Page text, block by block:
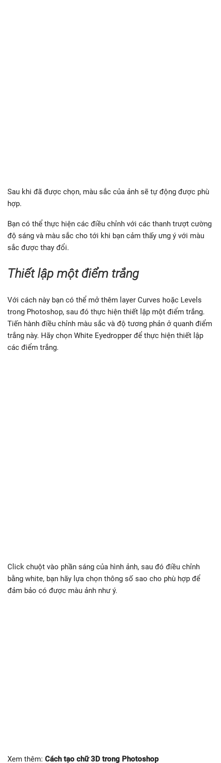
Sau khi đã được chọn, màu sắc của ảnh sẽ tự động được phù
hợp.
Bạn có thể thực hiện các điều chỉnh với các thanh trượt cường
độ sáng và màu sắc cho tới khi bạn cảm thấy ưng ý với màu
sắc được thay đổi.
Thiết lập một điểm trắng
Với cách này bạn có thể mở thêm layer Curves hoặc Levels
trong Photoshop, sau đó thực hiện thiết lập một điểm trắng.
Tiến hành điều chỉnh màu sắc và độ tương phản ở quanh điểm
trắng này. Hãy chọn White Eyedropper để thực hiện thiết lập
các điểm trắng.
Click chuột vào phần sáng của hình ảnh, sau đó điều chỉnh
bằng white, bạn hãy lựa chọn thông số sao cho phù hợp để
đảm bảo có được màu ảnh như ý.
Xem thêm: Cách tạo chữ 3D trong Photoshop